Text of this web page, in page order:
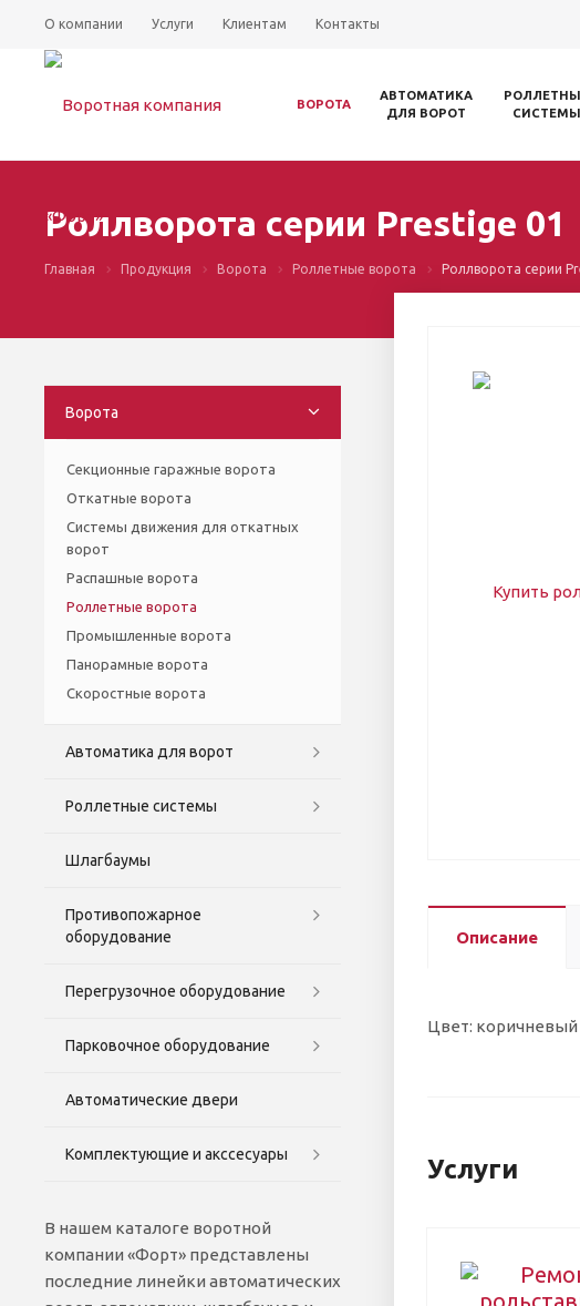
О компании Услуги Клиентам Контакты
ВОРОТА
АВТОМАТИКА
ДЛЯ ВОРОТ
СИСТЕМЫ
Роллворота серии Prestige 01
Главная Продукция Ворота Роллетные ворота Роллворота серии
Описание
Цвет: коричневый
Услуги
Ворота
Секционные гаражные ворота
Откатные ворота
Системы движения для откатных
ворот
Распашные ворота
Роллетные ворота
Промышленные ворота
Панорамные ворота
Скоростные ворота
Автоматика для ворот
Роллетные системы
Шлагбаумы
Противопожарное
оборудование
Перегрузочное оборудование
Парковочное оборудование
Автоматические двери
Комплектующие и акссесуары
В нашем каталоге воротной
компании «Форт» представлены
последние линейки автоматических